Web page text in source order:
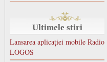
Ultimele stiri
Lansarea aplicației mobile Radio
LOGOS